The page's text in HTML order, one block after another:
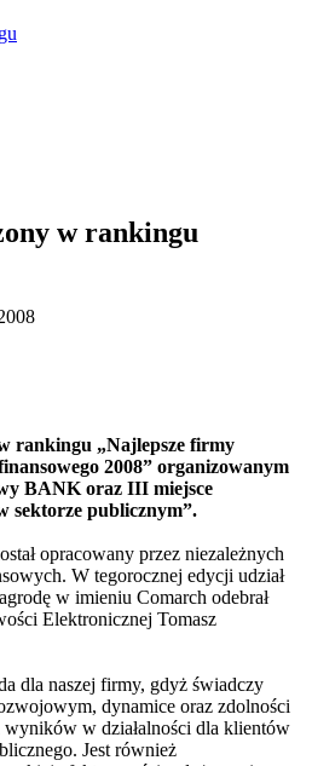
w rankingu
rankingu „Najlepsze firmy
2008” organizowanym
BANK oraz III miejsce
sektorze publicznym”.
opracowany przez niezależnych
W tegorocznej edycji udział
w imieniu Comarch odebrał
Elektronicznej Tomasz
dla naszej firmy, gdyż świadczy
dynamice oraz zdolności
wyników w działalności dla klientów
Jest również